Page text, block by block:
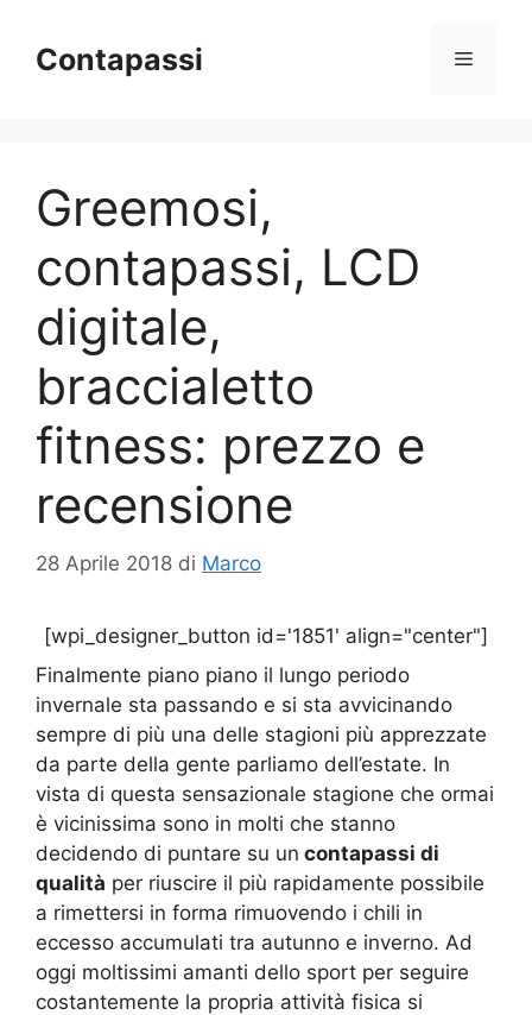
contenuto
Contapassi Menu
Greemosi,
contapassi, LCD
digitale,
braccialetto
fitness: prezzo e
recensione
28 Aprile 2018 di Marco
[wpi_designer_button id='1851' align="center"]
Finalmente piano piano il lungo periodo
invernale sta passando e si sta avvicinando
sempre di più una delle stagioni più apprezzate
da parte della gente parliamo dell’estate. In
vista di questa sensazionale stagione che ormai
è vicinissima sono in molti che stanno
decidendo di puntare su un contapassi di
qualità per riuscire il più rapidamente possibile
a rimettersi in forma rimuovendo i chili in
eccesso accumulati tra autunno e inverno. Ad
oggi moltissimi amanti dello sport per seguire
costantemente la propria attività fisica si